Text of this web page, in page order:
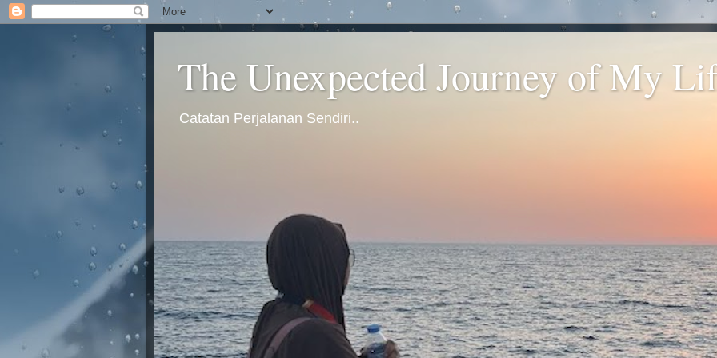
The Unexpected Journey of My
Catatan Perjalanan Sendiri..